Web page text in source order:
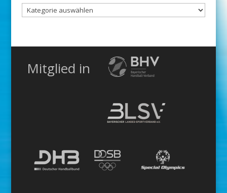
Nach
Kategorie
Mitglied in